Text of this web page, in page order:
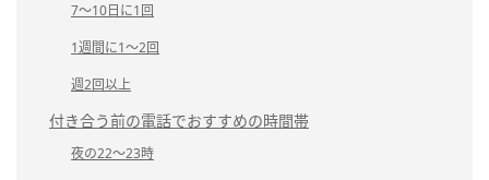
7〜10日に1回
1週間に1〜2回
週2回以上
付き合う前の電話でおすすめの時間帯
夜の22〜23時